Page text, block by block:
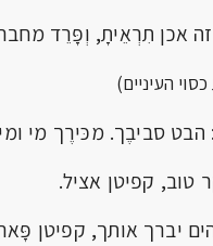
אכן תִרְאֵיתָ, וְפָּרֵד
העיניים)
סביבֶך. מכּירֶך מי
טוב, קפיטן אציל.
יברך אותך, קפיטן